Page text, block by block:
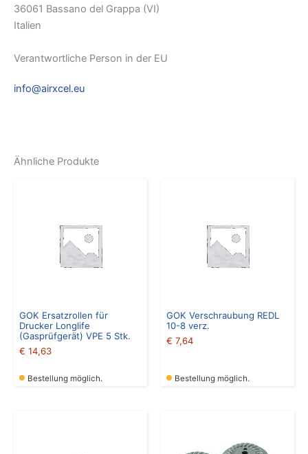
36061 Bassano del Grappa (VI)
Italien
Verantwortliche Person in der EU
info@airxcel.eu
Ähnliche Produkte
GOK Ersatzrollen für
Drucker Longlife
(Gasprüfgerät) VPE 5 Stk.
€ 14,63
Bestellung möglich.
GOK Verschraubung REDL
10-8 verz.
€ 7,64
Bestellung möglich.